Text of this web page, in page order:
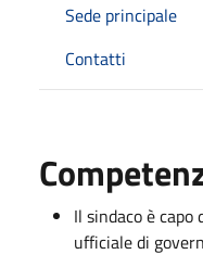
Sede principale
Contatti
Il sindaco è
ufficiale di